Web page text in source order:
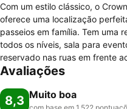
Com um estilo clássico, o
oferece uma localização
passeios em família. Tem uma recepção aberta 24 horas, lounge em
todos os níveis, sala para
reservado nas ruas em frente ao hotel. Todos os
televisão de ecrã plano, casa
a cidade e varanda. A estadia inclui buffet de café da manhã
Avaliações
8,3 Muito boa